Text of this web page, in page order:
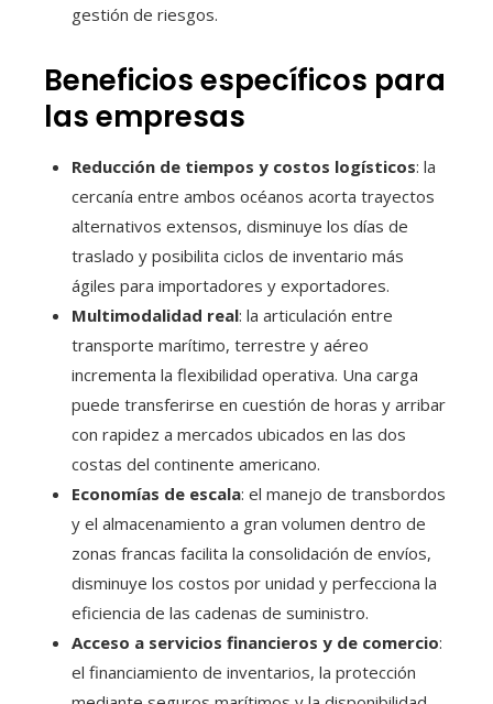
gestión de riesgos.
Beneficios específicos para
las empresas
Reducción de tiempos y costos logísticos: la
cercanía entre ambos océanos acorta trayectos
alternativos extensos, disminuye los días de
traslado y posibilita ciclos de inventario más
ágiles para importadores y exportadores.
Multimodalidad real: la articulación entre
transporte marítimo, terrestre y aéreo
incrementa la flexibilidad operativa. Una carga
puede transferirse en cuestión de horas y arribar
con rapidez a mercados ubicados en las dos
costas del continente americano.
Economías de escala: el manejo de transbordos
y el almacenamiento a gran volumen dentro de
zonas francas facilita la consolidación de envíos,
disminuye los costos por unidad y perfecciona la
eficiencia de las cadenas de suministro.
Acceso a servicios financieros y de comercio:
el financiamiento de inventarios, la protección